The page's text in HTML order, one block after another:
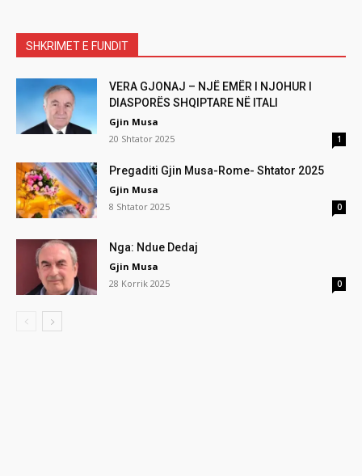
SHKRIMET E FUNDIT
VERA GJONAJ – NJË EMËR I NJOHUR I
DIASPORËS SHQIPTARE NË ITALI
Gjin Musa
20 Shtator 2025
1
Pregaditi Gjin Musa-Rome- Shtator 2025
Gjin Musa
8 Shtator 2025
0
Nga: Ndue Dedaj
Gjin Musa
28 Korrik 2025
0